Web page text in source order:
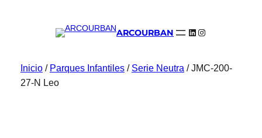
ARCOURBAN LinkedIn
Instagram
Inicio/ Parques Infantiles/ Serie Neutra / JMC-200-
27-N Leo